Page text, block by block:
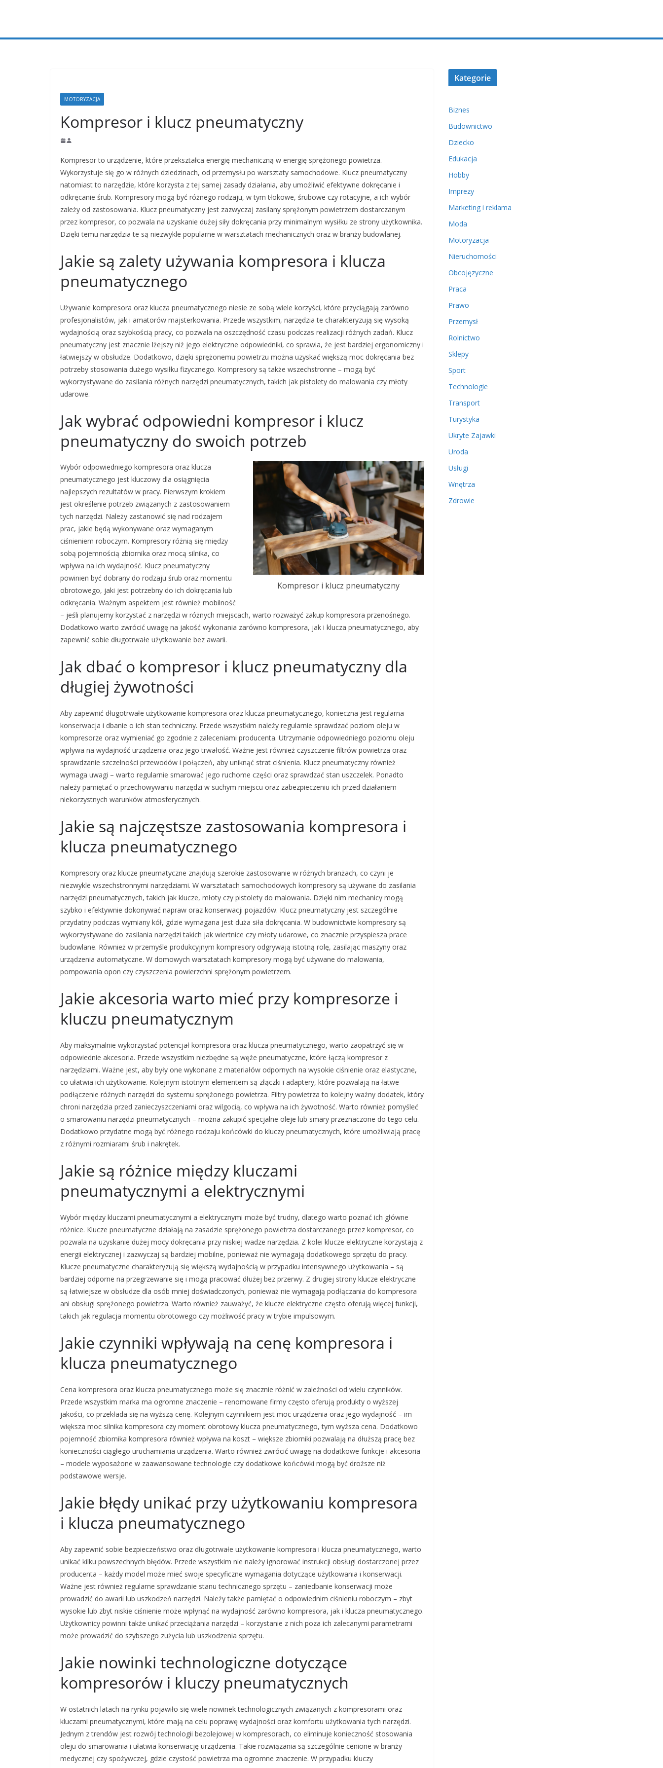
MOTORYZACJA
Kompresor i klucz pneumatyczny
Kompresor to urządzenie, które przekształca energię mechaniczną w energię sprężonego powietrza.
Wykorzystuje się go w różnych dziedzinach, od przemysłu po warsztaty samochodowe. Klucz pneumatyczny
natomiast to narzędzie, które korzysta z tej samej zasady działania, aby umożliwić efektywne dokręcanie i
odkręcanie śrub. Kompresory mogą być różnego rodzaju, w tym tłokowe, śrubowe czy rotacyjne, a ich wybór
zależy od zastosowania. Klucz pneumatyczny jest zazwyczaj zasilany sprężonym powietrzem dostarczanym
przez kompresor, co pozwala na uzyskanie dużej siły dokręcania przy minimalnym wysiłku ze strony użytkownika.
Dzięki temu narzędzia te są niezwykle popularne w warsztatach mechanicznych oraz w branży budowlanej.
Jakie są zalety używania kompresora i klucza
pneumatycznego
Używanie kompresora oraz klucza pneumatycznego niesie ze sobą wiele korzyści, które przyciągają zarówno
profesjonalistów, jak i amatorów majsterkowania. Przede wszystkim, narzędzia te charakteryzują się wysoką
wydajnością oraz szybkością pracy, co pozwala na oszczędność czasu podczas realizacji różnych zadań. Klucz
pneumatyczny jest znacznie lżejszy niż jego elektryczne odpowiedniki, co sprawia, że jest bardziej ergonomiczny i
łatwiejszy w obsłudze. Dodatkowo, dzięki sprężonemu powietrzu można uzyskać większą moc dokręcania bez
potrzeby stosowania dużego wysiłku fizycznego. Kompresory są także wszechstronne – mogą być
wykorzystywane do zasilania różnych narzędzi pneumatycznych, takich jak pistolety do malowania czy młoty
udarowe.
Jak wybrać odpowiedni kompresor i klucz
pneumatyczny do swoich potrzeb
Kompresor i klucz pneumatyczny
Wybór odpowiedniego kompresora oraz klucza
pneumatycznego jest kluczowy dla osiągnięcia
najlepszych rezultatów w pracy. Pierwszym krokiem
jest określenie potrzeb związanych z zastosowaniem
tych narzędzi. Należy zastanowić się nad rodzajem
prac, jakie będą wykonywane oraz wymaganym
ciśnieniem roboczym. Kompresory różnią się między
sobą pojemnością zbiornika oraz mocą silnika, co
wpływa na ich wydajność. Klucz pneumatyczny
powinien być dobrany do rodzaju śrub oraz momentu
obrotowego, jaki jest potrzebny do ich dokręcania lub
odkręcania. Ważnym aspektem jest również mobilność
– jeśli planujemy korzystać z narzędzi w różnych miejscach, warto rozważyć zakup kompresora przenośnego.
Dodatkowo warto zwrócić uwagę na jakość wykonania zarówno kompresora, jak i klucza pneumatycznego, aby
zapewnić sobie długotrwałe użytkowanie bez awarii.
Jak dbać o kompresor i klucz pneumatyczny dla
długiej żywotności
Aby zapewnić długotrwałe użytkowanie kompresora oraz klucza pneumatycznego, konieczna jest regularna
konserwacja i dbanie o ich stan techniczny. Przede wszystkim należy regularnie sprawdzać poziom oleju w
kompresorze oraz wymieniać go zgodnie z zaleceniami producenta. Utrzymanie odpowiedniego poziomu oleju
wpływa na wydajność urządzenia oraz jego trwałość. Ważne jest również czyszczenie filtrów powietrza oraz
sprawdzanie szczelności przewodów i połączeń, aby uniknąć strat ciśnienia. Klucz pneumatyczny również
wymaga uwagi – warto regularnie smarować jego ruchome części oraz sprawdzać stan uszczelek. Ponadto
należy pamiętać o przechowywaniu narzędzi w suchym miejscu oraz zabezpieczeniu ich przed działaniem
niekorzystnych warunków atmosferycznych.
Jakie są najczęstsze zastosowania kompresora i
klucza pneumatycznego
Kompresory oraz klucze pneumatyczne znajdują szerokie zastosowanie w różnych branżach, co czyni je
niezwykle wszechstronnymi narzędziami. W warsztatach samochodowych kompresory są używane do zasilania
narzędzi pneumatycznych, takich jak klucze, młoty czy pistolety do malowania. Dzięki nim mechanicy mogą
szybko i efektywnie dokonywać napraw oraz konserwacji pojazdów. Klucz pneumatyczny jest szczególnie
przydatny podczas wymiany kół, gdzie wymagana jest duża siła dokręcania. W budownictwie kompresory są
wykorzystywane do zasilania narzędzi takich jak wiertnice czy młoty udarowe, co znacznie przyspiesza prace
budowlane. Również w przemyśle produkcyjnym kompresory odgrywają istotną rolę, zasilając maszyny oraz
urządzenia automatyczne. W domowych warsztatach kompresory mogą być używane do malowania,
pompowania opon czy czyszczenia powierzchni sprężonym powietrzem.
Jakie akcesoria warto mieć przy kompresorze i
kluczu pneumatycznym
Aby maksymalnie wykorzystać potencjał kompresora oraz klucza pneumatycznego, warto zaopatrzyć się w
odpowiednie akcesoria. Przede wszystkim niezbędne są węże pneumatyczne, które łączą kompresor z
narzędziami. Ważne jest, aby były one wykonane z materiałów odpornych na wysokie ciśnienie oraz elastyczne,
co ułatwia ich użytkowanie. Kolejnym istotnym elementem są złączki i adaptery, które pozwalają na łatwe
podłączenie różnych narzędzi do systemu sprężonego powietrza. Filtry powietrza to kolejny ważny dodatek, który
chroni narzędzia przed zanieczyszczeniami oraz wilgocią, co wpływa na ich żywotność. Warto również pomyśleć
o smarowaniu narzędzi pneumatycznych – można zakupić specjalne oleje lub smary przeznaczone do tego celu.
Dodatkowo przydatne mogą być różnego rodzaju końcówki do kluczy pneumatycznych, które umożliwiają pracę
z różnymi rozmiarami śrub i nakrętek.
Jakie są różnice między kluczami
pneumatycznymi a elektrycznymi
Wybór między kluczami pneumatycznymi a elektrycznymi może być trudny, dlatego warto poznać ich główne
różnice. Klucze pneumatyczne działają na zasadzie sprężonego powietrza dostarczanego przez kompresor, co
pozwala na uzyskanie dużej mocy dokręcania przy niskiej wadze narzędzia. Z kolei klucze elektryczne korzystają z
energii elektrycznej i zazwyczaj są bardziej mobilne, ponieważ nie wymagają dodatkowego sprzętu do pracy.
Klucze pneumatyczne charakteryzują się większą wydajnością w przypadku intensywnego użytkowania – są
bardziej odporne na przegrzewanie się i mogą pracować dłużej bez przerwy. Z drugiej strony klucze elektryczne
są łatwiejsze w obsłudze dla osób mniej doświadczonych, ponieważ nie wymagają podłączania do kompresora
ani obsługi sprężonego powietrza. Warto również zauważyć, że klucze elektryczne często oferują więcej funkcji,
takich jak regulacja momentu obrotowego czy możliwość pracy w trybie impulsowym.
Jakie czynniki wpływają na cenę kompresora i
klucza pneumatycznego
Cena kompresora oraz klucza pneumatycznego może się znacznie różnić w zależności od wielu czynników.
Przede wszystkim marka ma ogromne znaczenie – renomowane firmy często oferują produkty o wyższej
jakości, co przekłada się na wyższą cenę. Kolejnym czynnikiem jest moc urządzenia oraz jego wydajność – im
większa moc silnika kompresora czy moment obrotowy klucza pneumatycznego, tym wyższa cena. Dodatkowo
pojemność zbiornika kompresora również wpływa na koszt – większe zbiorniki pozwalają na dłuższą pracę bez
konieczności ciągłego uruchamiania urządzenia. Warto również zwrócić uwagę na dodatkowe funkcje i akcesoria
– modele wyposażone w zaawansowane technologie czy dodatkowe końcówki mogą być droższe niż
podstawowe wersje.
Jakie błędy unikać przy użytkowaniu kompresora
i klucza pneumatycznego
Aby zapewnić sobie bezpieczeństwo oraz długotrwałe użytkowanie kompresora i klucza pneumatycznego, warto
unikać kilku powszechnych błędów. Przede wszystkim nie należy ignorować instrukcji obsługi dostarczonej przez
producenta – każdy model może mieć swoje specyficzne wymagania dotyczące użytkowania i konserwacji.
Ważne jest również regularne sprawdzanie stanu technicznego sprzętu – zaniedbanie konserwacji może
prowadzić do awarii lub uszkodzeń narzędzi. Należy także pamiętać o odpowiednim ciśnieniu roboczym – zbyt
wysokie lub zbyt niskie ciśnienie może wpłynąć na wydajność zarówno kompresora, jak i klucza pneumatycznego.
Użytkownicy powinni także unikać przeciążania narzędzi – korzystanie z nich poza ich zalecanymi parametrami
może prowadzić do szybszego zużycia lub uszkodzenia sprzętu.
Jakie nowinki technologiczne dotyczące
kompresorów i kluczy pneumatycznych
W ostatnich latach na rynku pojawiło się wiele nowinek technologicznych związanych z kompresorami oraz
kluczami pneumatycznymi, które mają na celu poprawę wydajności oraz komfortu użytkowania tych narzędzi.
Jednym z trendów jest rozwój technologii bezolejowej w kompresorach, co eliminuje konieczność stosowania
oleju do smarowania i ułatwia konserwację urządzenia. Takie rozwiązania są szczególnie cenione w branży
medycznej czy spożywczej, gdzie czystość powietrza ma ogromne znaczenie. W przypadku kluczy
Kategorie
Biznes
Budownictwo
Dziecko
Edukacja
Hobby
Imprezy
Marketing i reklama
Moda
Motoryzacja
Nieruchomości
Obcojęzyczne
Praca
Prawo
Przemysł
Rolnictwo
Sklepy
Sport
Technologie
Transport
Turystyka
Ukryte Zajawki
Uroda
Usługi
Wnętrza
Zdrowie